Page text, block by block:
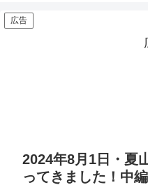
広告
2024年8月1日・夏
ってきました！中編